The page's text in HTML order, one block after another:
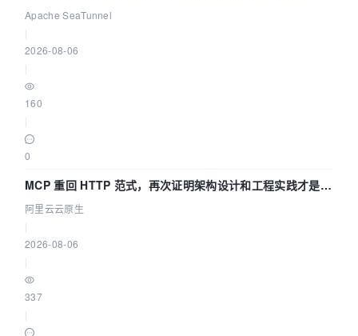
Asia 2026 主题演讲！
Apache SeaTunnel
2026-08-06
160
0
MCP 重回 HTTP 范式，再次证明架构设计和工程实践才是稀
缺资源
阿里云云原生
2026-08-06
337